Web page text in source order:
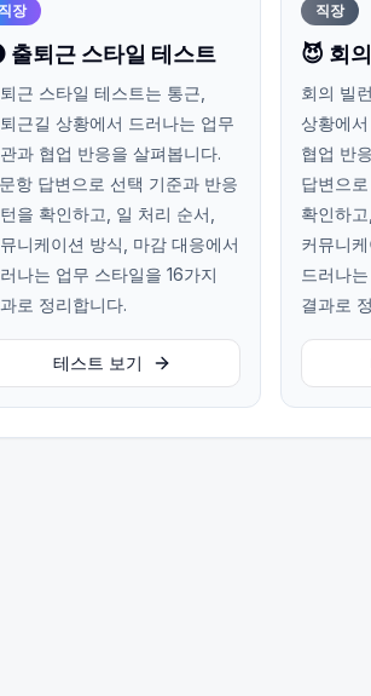
장
출퇴근 스타일 테스트
근 스타일 테스트는 통근,
근길 상황에서 드러나는 업무
과 협업 반응을 살펴봅니다.
항 답변으로 선택 기준과 반응
을 확인하고, 일 처리 순서,
니케이션 방식, 마감 대응에서
나는 업무 스타일을 16가지
로 정리합니다.
테스트 보기
직장
😈 회
회의 빌
상황에
협업 반
답변으
확인하
커뮤니
드러나
결과로